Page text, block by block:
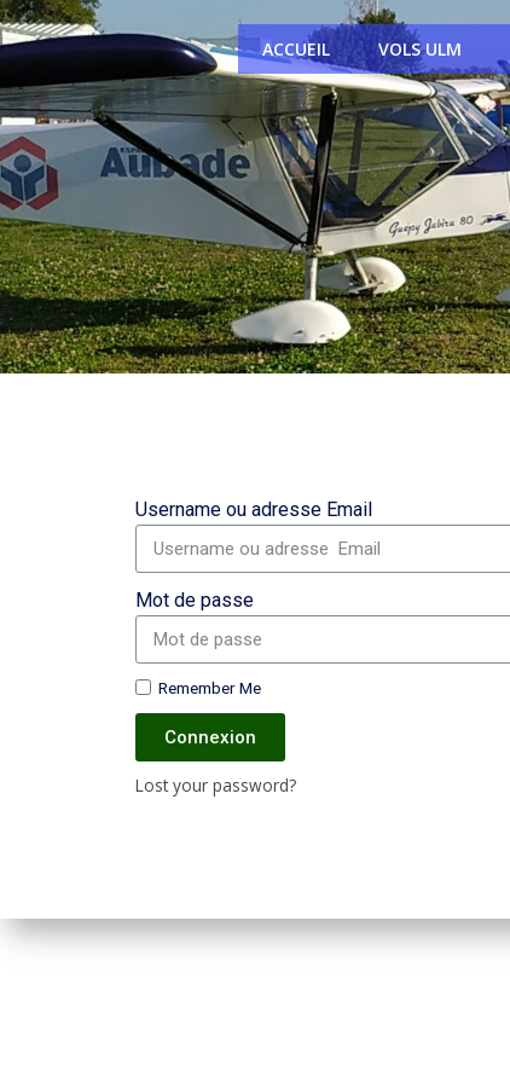
ACCUEIL VOLS ULM
Username ou adresse Email
Mot de passe
Remember Me
Connexion
Lost your password?